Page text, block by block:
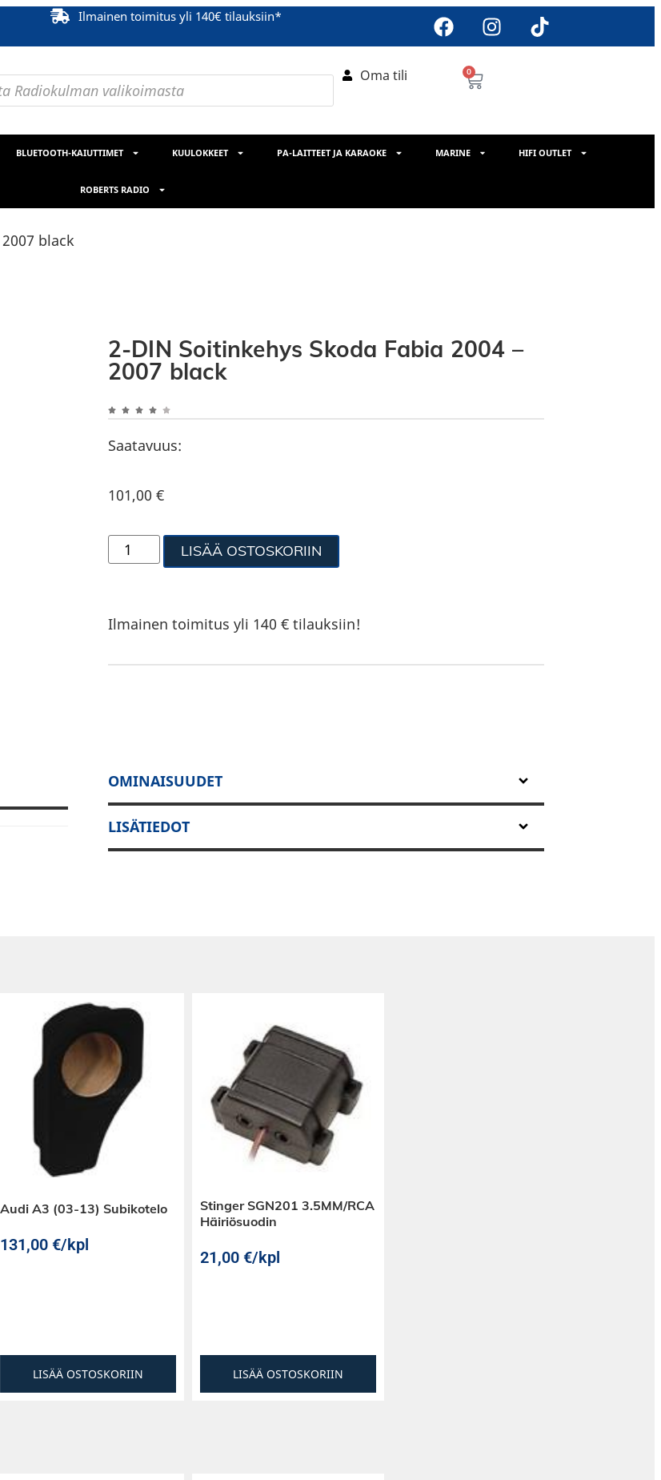
Ilmainen toimitus yli 140€ tilauksiin*
Oma tili 0
BLUETOOTH-KAIUTTIMET KUULOKKEET PA-LAITTEET JA KARAOKE MARINE HIFI OUTLET
ROBERTS RADIO
black
2-DIN Soitinkehys Skoda Fabia 2004 –
2007 black
Saatavuus:
101,00 €
LISÄÄ OSTOSKORIIN
Ilmainen toimitus yli 140 € tilauksiin!
OMINAISUUDET
LISÄTIEDOT
Audi A3 (03-13) Subikotelo
131,00 €/kpl
LISÄÄ OSTOSKORIIN
Stinger SGN201 3.5MM/RCA
Häiriösuodin
21,00 €/kpl
LISÄÄ OSTOSKORIIN